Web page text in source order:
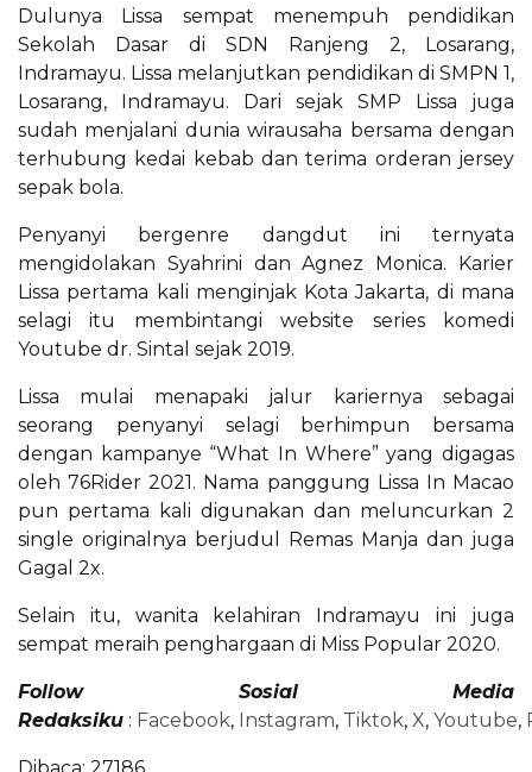
Dulunya Lissa sempat menempuh pendidikan
Sekolah Dasar di SDN Ranjeng 2, Losarang,
Indramayu. Lissa melanjutkan pendidikan di SMPN 1,
Losarang, Indramayu. Dari sejak SMP Lissa juga
sudah menjalani dunia wirausaha bersama dengan
terhubung kedai kebab dan terima orderan jersey
sepak bola.
Penyanyi bergenre dangdut ini ternyata
mengidolakan Syahrini dan Agnez Monica. Karier
Lissa pertama kali menginjak Kota Jakarta, di mana
selagi itu membintangi website series komedi
Youtube dr. Sintal sejak 2019.
Lissa mulai menapaki jalur kariernya sebagai
seorang penyanyi selagi berhimpun bersama
dengan kampanye “What In Where” yang digagas
oleh 76Rider 2021. Nama panggung Lissa In Macao
pun pertama kali digunakan dan meluncurkan 2
single originalnya berjudul Remas Manja dan juga
Gagal 2x.
Selain itu, wanita kelahiran Indramayu ini juga
sempat meraih penghargaan di Miss Popular 2020.
Follow Sosial Media
Redaksiku : Facebook, Instagram, Tiktok, X, Youtube,